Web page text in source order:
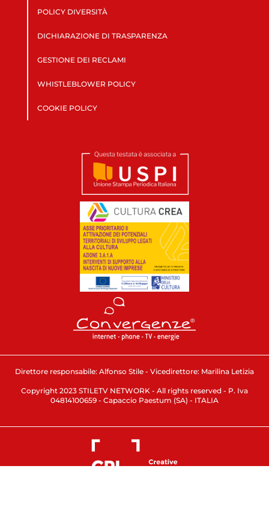
POLICY DIVERSITÀ
DICHIARAZIONE DI TRASPARENZA
GESTIONE DEI RECLAMI
WHISTLEBLOWER POLICY
COOKIE POLICY
Direttore responsabile: Alfonso Stile - Vicedirettore: Marilina Letizia
Copyright 2023 STILETV NETWORK - All rights reserved - P. Iva
04814100659 - Capaccio Paestum (SA) - ITALIA